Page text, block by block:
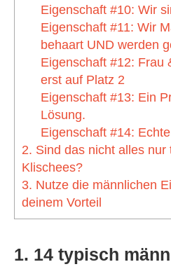
Eigenschaft #10: Wir
Eigenschaft #11: Wir
behaart UND werden
Eigenschaft #12: Frau
erst auf Platz 2
Eigenschaft #13: Ein
Lösung.
Eigenschaft #14:
2. Sind das nicht alles
Klischees?
3. Nutze die männlichen
deinem Vorteil
1. 14 typisch